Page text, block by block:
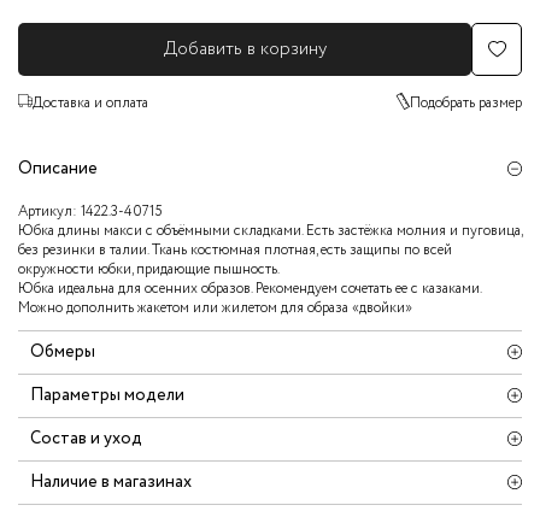
Добавить в корзину
Доставка и оплата Подобрать размер
Описание
Артикул: 1422.3-40715
Юбка длины макси с объёмными складками. Есть застёжка молния и пуговица,
без резинки в талии. Ткань костюмная плотная, есть защипы по всей
окружности юбки, придающие пышность.
Юбка идеальна для осенних образов. Рекомендуем сочетать ее с казаками.
Можно дополнить жакетом или жилетом для образа «двойки»
Обмеры
Параметры модели
Состав и уход
Наличие в магазинах